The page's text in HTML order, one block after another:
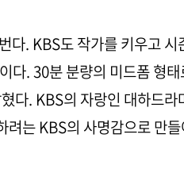
다. KBS도 작가를 키우고 시
다. 30분 분량의 미드폼 형
다. KBS의 자랑인 대하드라
는 KBS의 사명감으로 만